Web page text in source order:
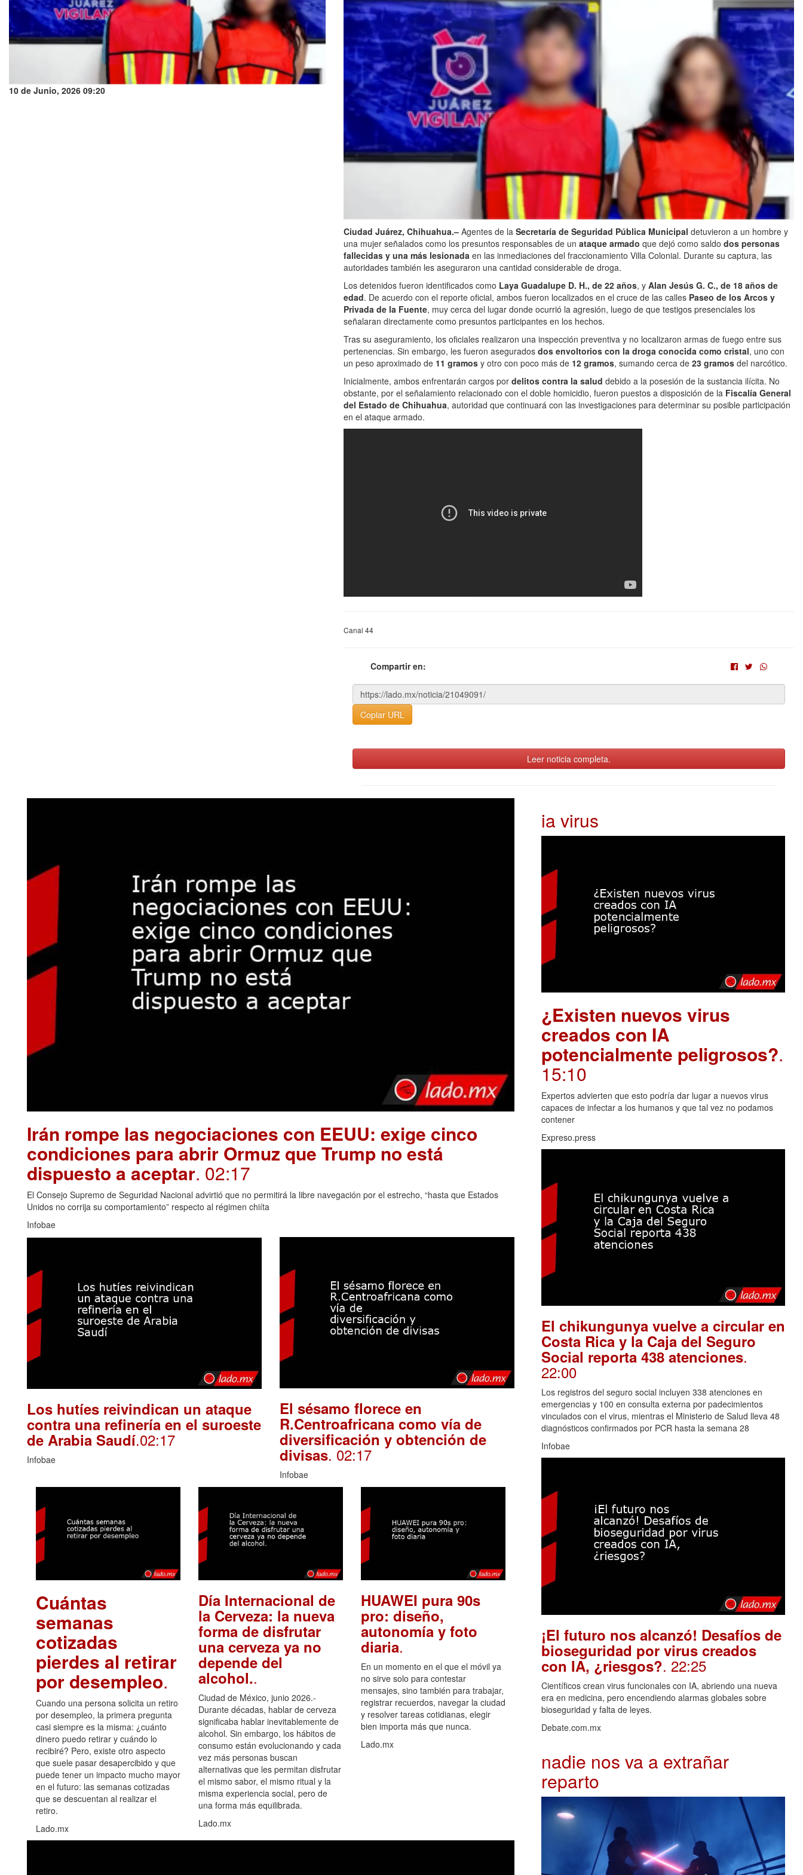
10 de Junio, 2026 09:20
Ciudad Juárez, Chihuahua.– Agentes de la Secretaría de Seguridad Pública Municipal detuvieron a un hombre y
una mujer señalados como los presuntos responsables de un ataque armado que dejó como saldo dos personas
fallecidas y una más lesionada en las inmediaciones del fraccionamiento Villa Colonial. Durante su captura, las
autoridades también les aseguraron una cantidad considerable de droga.
Los detenidos fueron identificados como Laya Guadalupe D. H., de 22 años, y Alan Jesús G. C., de 18 años de
edad. De acuerdo con el reporte oficial, ambos fueron localizados en el cruce de las calles Paseo de los Arcos y
Privada de la Fuente, muy cerca del lugar donde ocurrió la agresión, luego de que testigos presenciales los
señalaran directamente como presuntos participantes en los hechos.
Tras su aseguramiento, los oficiales realizaron una inspección preventiva y no localizaron armas de fuego entre sus
pertenencias. Sin embargo, les fueron asegurados dos envoltorios con la droga conocida como cristal, uno con
un peso aproximado de 11 gramos y otro con poco más de 12 gramos, sumando cerca de 23 gramos del narcótico.
Inicialmente, ambos enfrentarán cargos por delitos contra la salud debido a la posesión de la sustancia ilícita. No
obstante, por el señalamiento relacionado con el doble homicidio, fueron puestos a disposición de la Fiscalía General
del Estado de Chihuahua, autoridad que continuará con las investigaciones para determinar su posible participación
en el ataque armado.
Canal 44
Compartir en:
Copiar URL
Leer noticia completa.
Irán rompe las negociaciones con EEUU: exige cinco
condiciones para abrir Ormuz que Trump no está
dispuesto a aceptar. 02:17
El Consejo Supremo de Seguridad Nacional advirtió que no permitirá la libre navegación por el estrecho, “hasta que Estados
Unidos no corrija su comportamiento” respecto al régimen chiíta
Infobae
Los hutíes reivindican un ataque
contra una refinería en el suroeste
de Arabia Saudí.02:17
Infobae
El sésamo florece en
R.Centroafricana como vía de
diversificación y obtención de
divisas. 02:17
Infobae
Cuántas
semanas
cotizadas
pierdes al retirar
por desempleo.
Cuando una persona solicita un retiro
por desempleo, la primera pregunta
casi siempre es la misma: ¿cuánto
dinero puedo retirar y cuándo lo
recibiré? Pero, existe otro aspecto
que suele pasar desapercibido y que
puede tener un impacto mucho mayor
en el futuro: las semanas cotizadas
que se descuentan al realizar el
retiro.
Lado.mx
Día Internacional de
la Cerveza: la nueva
forma de disfrutar
una cerveza ya no
depende del
alcohol..
Ciudad de México, junio 2026.-
Durante décadas, hablar de cerveza
significaba hablar inevitablemente de
alcohol. Sin embargo, los hábitos de
consumo están evolucionando y cada
vez más personas buscan
alternativas que les permitan disfrutar
el mismo sabor, el mismo ritual y la
misma experiencia social, pero de
una forma más equilibrada.
Lado.mx
HUAWEI pura 90s
pro: diseño,
autonomía y foto
diaria.
En un momento en el que el móvil ya
no sirve solo para contestar
mensajes, sino también para trabajar,
registrar recuerdos, navegar la ciudad
y resolver tareas cotidianas, elegir
bien importa más que nunca.
Lado.mx
ia virus
¿Existen nuevos virus
creados con IA
potencialmente peligrosos?.
15:10
Expertos advierten que esto podría dar lugar a nuevos virus
capaces de infectar a los humanos y que tal vez no podamos
contener
Expreso.press
El chikungunya vuelve a circular en
Costa Rica y la Caja del Seguro
Social reporta 438 atenciones.
22:00
Los registros del seguro social incluyen 338 atenciones en
emergencias y 100 en consulta externa por padecimientos
vinculados con el virus, mientras el Ministerio de Salud lleva 48
diagnósticos confirmados por PCR hasta la semana 28
Infobae
¡El futuro nos alcanzó! Desafíos de
bioseguridad por virus creados
con IA, ¿riesgos?. 22:25
Científicos crean virus funcionales con IA, abriendo una nueva
era en medicina, pero encendiendo alarmas globales sobre
bioseguridad y falta de leyes.
Debate.com.mx
nadie nos va a extrañar
reparto